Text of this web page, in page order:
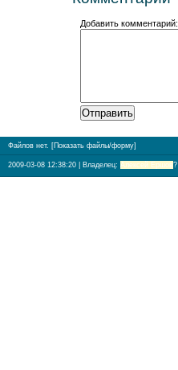
Добавить комментарий:
Файлов нет. [Показать файлы/форму]
2009-03-08 12:38:20 | Владелец: Алексей Ершов?